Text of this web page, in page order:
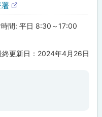
外
部
サ
間: 平日 8:30～17:00
終更新日： 2024年4月26日